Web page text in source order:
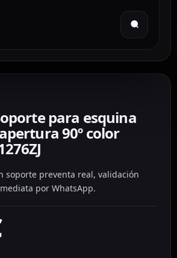
para esquina
90º color
soporte preventa real, validación
por WhatsApp.